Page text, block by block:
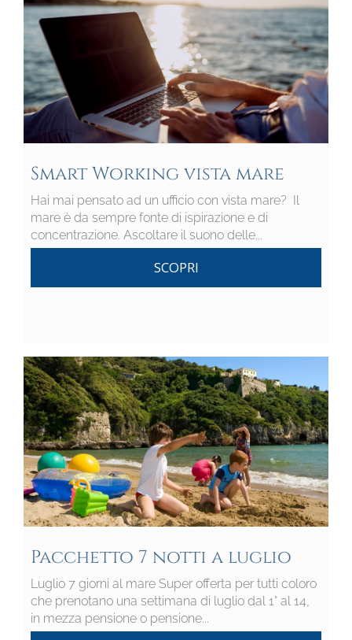
Smart Working vista mare
Hai mai pensato ad un ufficio con vista mare? Il
mare è da sempre fonte di ispirazione e di
concentrazione. Ascoltare il suono delle...
SCOPRI
Pacchetto 7 notti a luglio
Luglio 7 giorni al mare Super offerta per tutti coloro
che prenotano una settimana di luglio dal 1° al 14,
in mezza pensione o pensione...